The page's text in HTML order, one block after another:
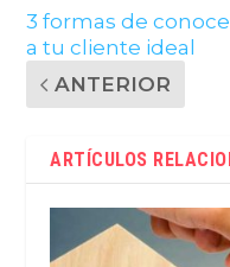
3 formas de
a tu cliente ideal
ANTERIOR
ARTÍCULOS